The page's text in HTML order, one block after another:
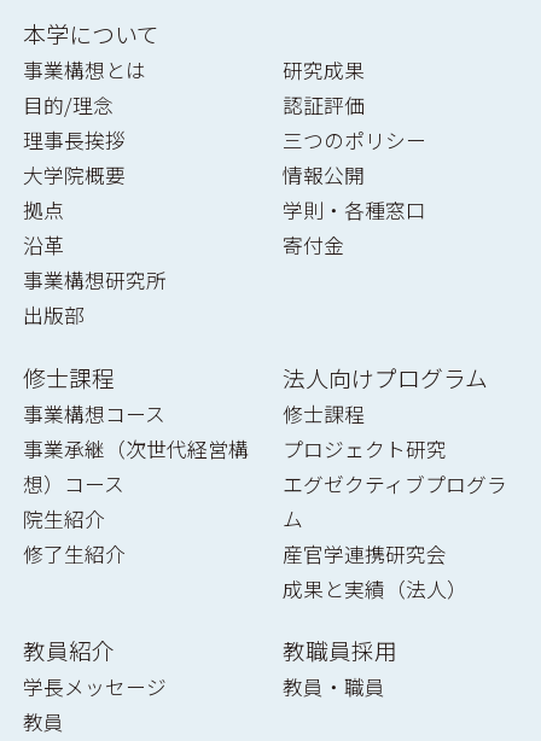
本学について
事業構想とは
目的/理念
理事長挨拶
大学院概要
拠点
沿革
事業構想研究所
出版部
研究成果
認証評価
三つのポリシー
情報公開
学則・各種窓口
寄付金
修士課程
事業構想コース
事業承継（次世代経営構
想）コース
院生紹介
修了生紹介
法人向けプログラム
修士課程
プロジェクト研究
エグゼクティブプログラ
ム
産官学連携研究会
成果と実績（法人）
教員紹介
学長メッセージ
教員
教職員採用
教員・職員